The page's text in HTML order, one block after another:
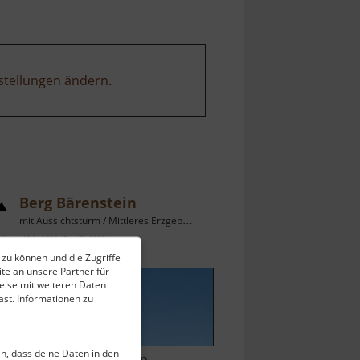
können und die Zugriffe
an unsere Partner für
mit weiteren Daten
Informationen zu
dass deine Daten in den
ändern.
Berg Bärenstein
mit Aussichtsturm / Mittleres Erzgebirge
vom 13.04.2026 / Zugriffe: 82024
vom aktuellen Standort